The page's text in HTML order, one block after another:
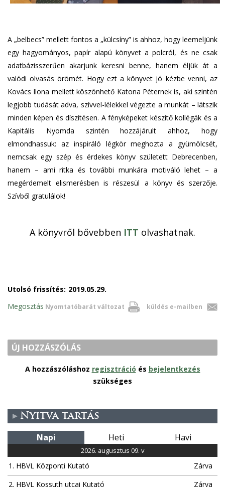
A „belbecs” mellett fontos a „külcsíny” is ahhoz, hogy leemeljünk
egy hagyományos, papír alapú könyvet a polcról, és ne csak
adatbázisszerűen akarjunk keresni benne, hanem éljük át a
valódi olvasás örömét. Hogy ezt a könyvet jó kézbe venni, az
Kovács Ilona mellett köszönhető Katona Péternek is, aki szintén
legjobb tudását adva, szívvel-lélekkel végezte a munkát – látszik
minden képen és díszítésen. A fényképeket készítő kollégák és a
Kapitális Nyomda szintén hozzájárult ahhoz, hogy
elmondhassuk: az inspiráló légkör meghozta a gyümölcsét,
nemcsak egy szép és érdekes könyv született Debrecenben,
hanem – ami ritka és további munkára motiváló lehet – a
megérdemelt elismerésben is részesül a könyv és szerzője.
Szívből gratulálok!
A könyvről bővebben ITT olvashatnak.
Utolsó frissítés: 2019.05.29.
Nyomtatóbarát változat küldés e-mailben
Megosztás
ÚJ HOZZÁSZÓLÁS
A hozzászóláshoz regisztráció és bejelentkezés
szükséges
Nyitva tartás
Napi Heti Havi
2026. augusztus 09. v
1. HBVL Központi Kutató
Zárva
2. HBVL Kossuth utcai Kutató
Zárva